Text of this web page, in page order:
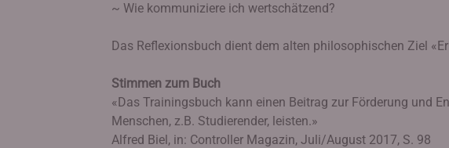
~ Wie kommuniziere ich wertschätzend?
Das Reflexionsbuch dient dem alten philosophischen Ziel
Stimmen zum Buch
«Das Trainingsbuch kann einen Beitrag zur Förderung und
Menschen, z.B. Studierender, leisten.»
Alfred Biel, in: Controller Magazin, Juli/August 2017, S. 98